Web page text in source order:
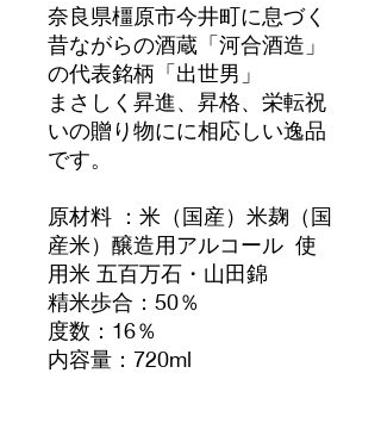
奈良県橿原市今井町に息づく
昔ながらの酒蔵「河合酒造」
の代表銘柄「出世男」
まさしく昇進、昇格、栄転祝
いの贈り物にに相応しい逸品
です。
原材料 ：米（国産）米麹（国
産米）醸造用アルコール 使
用米 五百万石・山田錦
精米歩合：50％
度数：16％
内容量：720ml